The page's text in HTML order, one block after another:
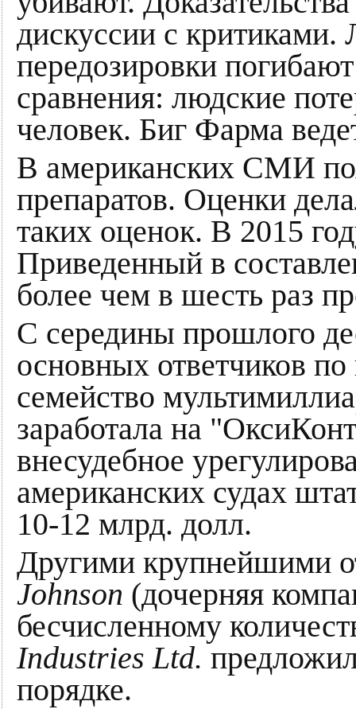
дискуссии с
передозировки
сравнения: людские
человек. Биг Фарма
В американских СМИ
препаратов. Оценки
таких оценок. В 2015
Приведенный в
более чем в шесть раз
С середины прошлого
основных ответчиков
семейство
заработала на
внесудебное
американских судах
10-12 млрд. долл.
Другими крупнейшими
Johnson (дочерняя
бесчисленному
Industries Ltd.
порядке.